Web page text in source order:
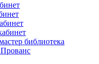
библиотека